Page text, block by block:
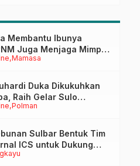
Mamasa
Membantu Ibunya
Juga Menjaga Mimpi
Menggapai Cita-Cita
Polman
Duka Dikukuhkan
Raih Gelar Sulo
Sulbar Bentuk Tim
ICS untuk Dukung
Pekebun di